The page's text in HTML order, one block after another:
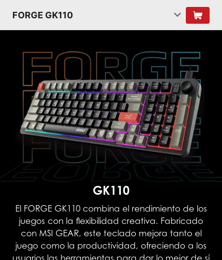
FORGE GK110
GK110
El FORGE GK110 combina el rendimiento de los
juegos con la flexibilidad creativa. Fabricado
con MSI GEAR, este teclado mejora tanto el
juego como la productividad, ofreciendo a los
usuarios las herramientas para dar lo mejor de sí